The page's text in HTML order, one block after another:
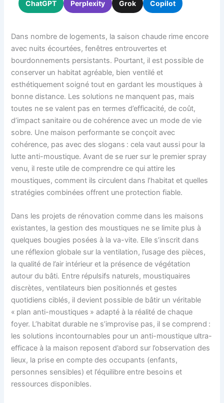
ChatGPT Perplexity Grok Copilot
Dans nombre de logements, la saison chaude rime encore
avec nuits écourtées, fenêtres entrouvertes et
bourdonnements persistants. Pourtant, il est possible de
conserver un habitat agréable, bien ventilé et
esthétiquement soigné tout en gardant les moustiques à
bonne distance. Les solutions ne manquent pas, mais
toutes ne se valent pas en termes d’efficacité, de coût,
d’impact sanitaire ou de cohérence avec un mode de vie
sobre. Une maison performante se conçoit avec
cohérence, pas avec des slogans : cela vaut aussi pour la
lutte anti-moustique. Avant de se ruer sur le premier spray
venu, il reste utile de comprendre ce qui attire les
moustiques, comment ils circulent dans l’habitat et quelles
stratégies combinées offrent une protection fiable.
Dans les projets de rénovation comme dans les maisons
existantes, la gestion des moustiques ne se limite plus à
quelques bougies posées à la va-vite. Elle s’inscrit dans
une réflexion globale sur la ventilation, l’usage des pièces,
la qualité de l’air intérieur et la présence de végétation
autour du bâti. Entre répulsifs naturels, moustiquaires
discrètes, ventilateurs bien positionnés et gestes
quotidiens ciblés, il devient possible de bâtir un véritable
« plan anti-moustiques » adapté à la réalité de chaque
foyer. L’habitat durable ne s’improvise pas, il se comprend :
les solutions incontournables pour un anti-moustique ultra-
efficace à la maison reposent d’abord sur l’observation des
lieux, la prise en compte des occupants (enfants,
personnes sensibles) et l’équilibre entre besoins et
ressources disponibles.